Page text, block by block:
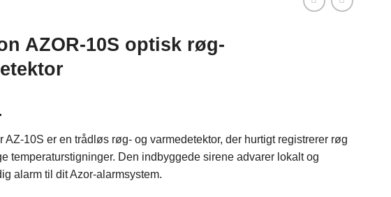
AZOR-10S optisk røg-
AZ-10S er en trådløs røg- og varmedetektor, der hurtigt registrerer røg
temperaturstigninger. Den indbyggede sirene advarer lokalt og
alarm til dit Azor-alarmsystem.